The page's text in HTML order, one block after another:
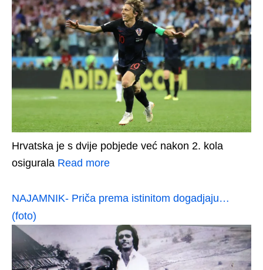
Hrvatska je s dvije pobjede već nakon 2. kola
osigurala Read more
NAJAMNIK- Priča prema istinitom dogadjaju…
(foto)